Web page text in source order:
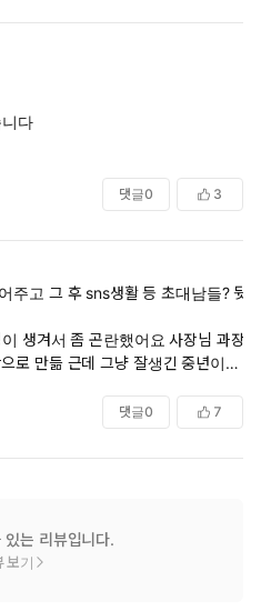
댓글0 3
주고 그 후 sns생활 등 초대남들? 뒷
생겨서 좀 곤란했어요 사장님 과장
로 만듦 근데 그냥 잘생긴 중년이라
서 구매 할?말? 고민함!! 그리고 읽은
귀여워, 근데 아빠는 역겨워. 상태)
니다,,, 재밌는 세계관
임!(내기준) 달콤해요
댓글0 7
있는 리뷰입니다.
보기